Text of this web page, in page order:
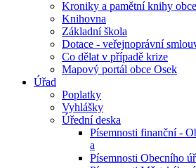
Kroniky a pamětní knihy
Knihovna
Základní škola
Dotace - veřejnoprávní
Co dělat v případě krize
Mapový portál obce Osek
Úřad
Poplatky
Vyhlášky
Úřední deska
Písemnosti finanční -
a
Písemnosti Obecního